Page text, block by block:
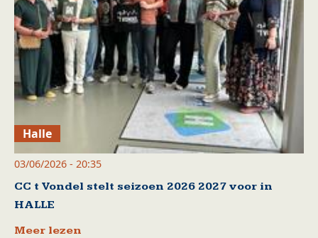
Halle
03/06/2026 - 20:35
CC t Vondel stelt seizoen 2026 2027 voor in
HALLE
Meer lezen